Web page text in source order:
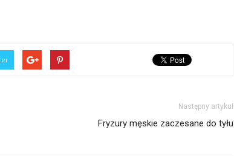
Następny artykuł
Fryzury męskie zaczesane do tyłu